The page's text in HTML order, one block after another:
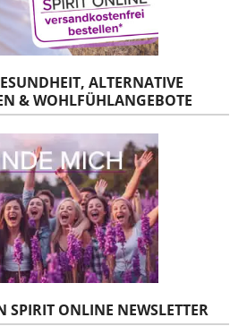
ALTERNATIVE
& WOHLFÜHLANGEBOTE
SPIRIT ONLINE NEWSLETTER